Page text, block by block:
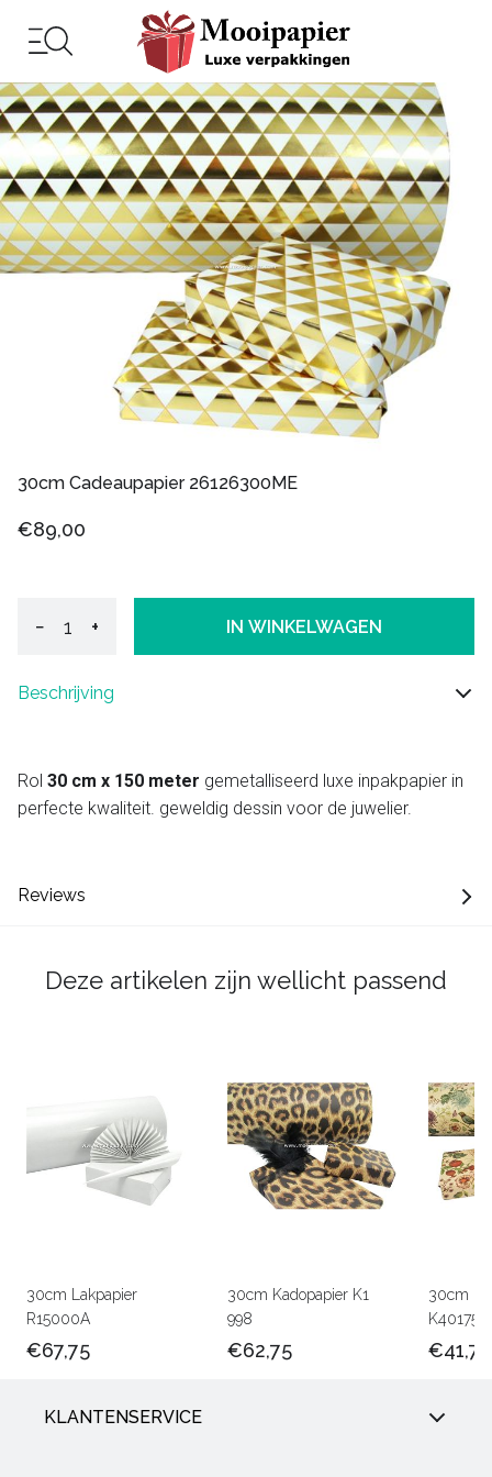
30cm Cadeaupapier 26126300ME
€89,00
− + IN WINKELWAGEN
Beschrijving
Rol 30 cm x 150 meter gemetalliseerd luxe inpakpapier in
perfecte kwaliteit. geweldig dessin voor de juwelier.
Reviews
Deze artikelen zijn wellicht passend
30cm Lakpapier
R15000A
€67,75
30cm Kadopapier K1
998
€62,75
30cm
€41,75
KLANTENSERVICE